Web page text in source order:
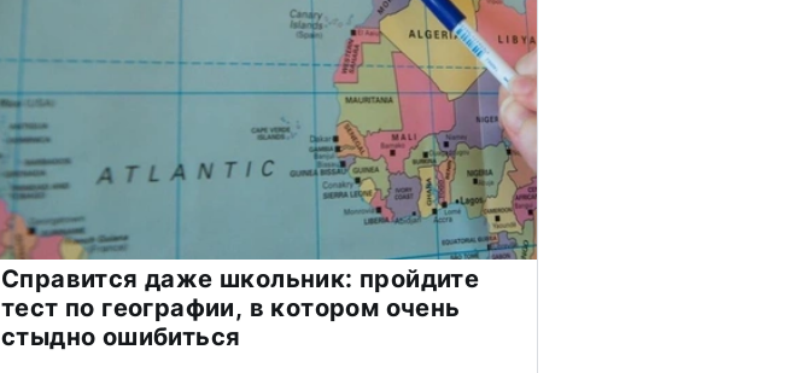
Справится даже школьник: пройдите
тест по географии, в котором очень
стыдно ошибиться